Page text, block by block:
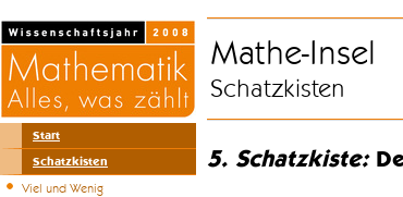
Start
Schatzkisten
Viel und Wenig
Mathe-Insel
Schatzkisten
5. Schatzkiste: